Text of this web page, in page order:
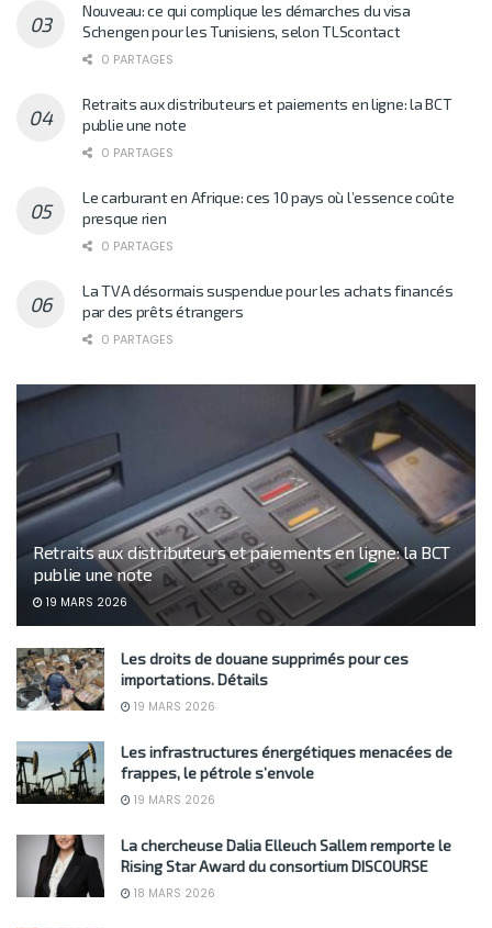
Nouveau: ce qui complique les démarches du visa
Schengen pour les Tunisiens, selon TLScontact
0 PARTAGES
Retraits aux distributeurs et paiements en ligne: la BCT
publie une note
0 PARTAGES
Le carburant en Afrique: ces 10 pays où l’essence coûte
presque rien
0 PARTAGES
La TVA désormais suspendue pour les achats financés
par des prêts étrangers
0 PARTAGES
Retraits aux distributeurs et paiements en ligne: la BCT
publie une note
19 MARS 2026
Les droits de douane supprimés pour ces
importations. Détails
19 MARS 2026
Les infrastructures énergétiques menacées de
frappes, le pétrole s’envole
19 MARS 2026
La chercheuse Dalia Elleuch Sallem remporte le
Rising Star Award du consortium DISCOURSE
18 MARS 2026